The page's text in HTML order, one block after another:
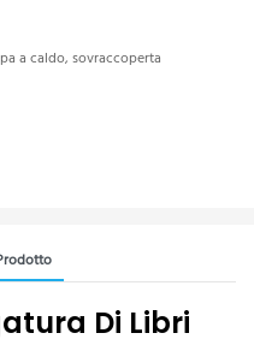
a caldo, sovraccoperta
Di Libri